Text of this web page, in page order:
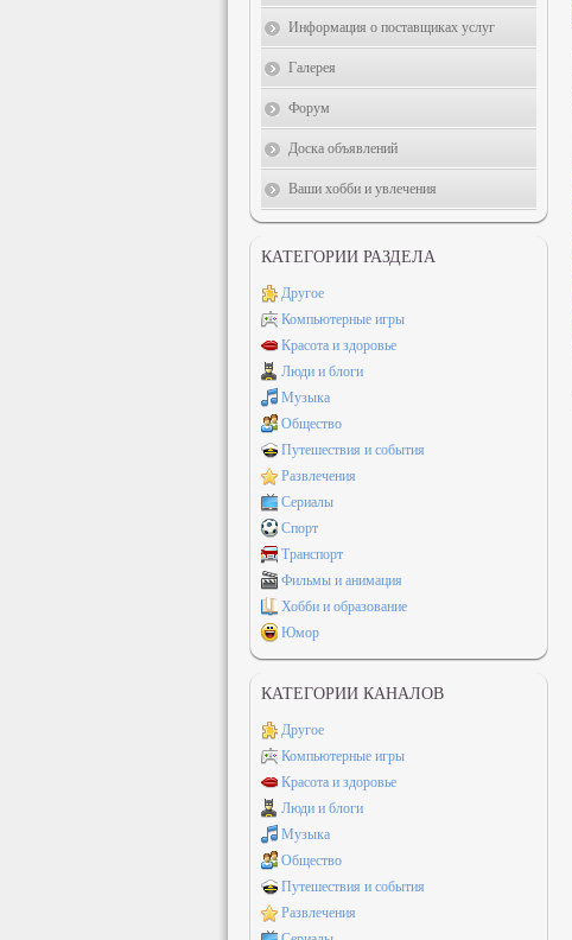
Информация о поставщиках услуг
Галерея
Форум
Доска объявлений
Ваши хобби и увлечения
КАТЕГОРИИ РАЗДЕЛА
Другое
Компьютерные игры
Красота и здоровье
Люди и блоги
Музыка
Общество
Путешествия и события
Развлечения
Сериалы
Спорт
Транспорт
Фильмы и анимация
Хобби и образование
Юмор
КАТЕГОРИИ КАНАЛОВ
Другое
Компьютерные игры
Красота и здоровье
Люди и блоги
Музыка
Общество
Путешествия и события
Развлечения